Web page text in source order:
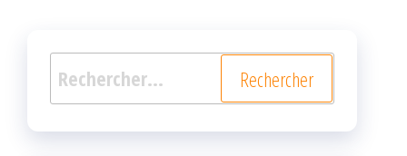
Rechercher :